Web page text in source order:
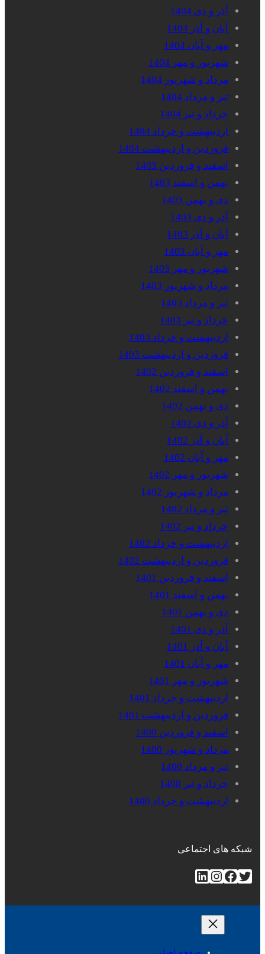
آذر و دی 1404
آبان و آذر 1404
مهر و آبان 1404
شهریور و مهر 1404
مرداد و شهریور 1404
تیر و مرداد 1404
خرداد و تیر 1404
اردیبهشت و خرداد 1404
فروردین و اردیبهشت 1404
اسفند و فروردین 1403
بهمن و اسفند 1403
دی و بهمن 1403
آذر و دی 1403
آبان و آذر 1403
مهر و آبان 1403
شهریور و مهر 1403
مرداد و شهریور 1403
تیر و مرداد 1403
خرداد و تیر 1403
اردیبهشت و خرداد 1403
فروردین و اردیبهشت 1403
اسفند و فروردین 1402
بهمن و اسفند 1402
دی و بهمن 1402
آذر و دی 1402
آبان و آذر 1402
مهر و آبان 1402
شهریور و مهر 1402
مرداد و شهریور 1402
تیر و مرداد 1402
خرداد و تیر 1402
اردیبهشت و خرداد 1402
فروردین و اردیبهشت 1402
اسفند و فروردین 1401
بهمن و اسفند 1401
دی و بهمن 1401
آذر و دی 1401
آبان و آذر 1401
مهر و آبان 1401
شهریور و مهر 1401
اردیبهشت و خرداد 1401
فروردین و اردیبهشت 1401
اسفند و فروردین 1400
مرداد و شهریور 1400
تیر و مرداد 1400
خرداد و تیر 1400
اردیبهشت و خرداد 1400
شبکه های اجتماعی
توییتر فیس‌بوکاینستاگرم لینکداین